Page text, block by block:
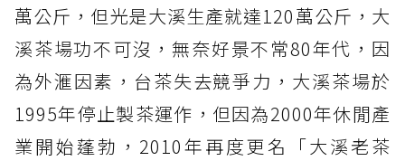
萬公斤，但光是大溪生產就達120萬公斤，大
溪茶場功不可沒，無奈好景不常80年代，因
為外滙因素，台茶失去競爭力，大溪茶場於
1995年停止製茶運作，但因為2000年休閒產
業開始蓬勃，2010年再度更名「大溪老茶